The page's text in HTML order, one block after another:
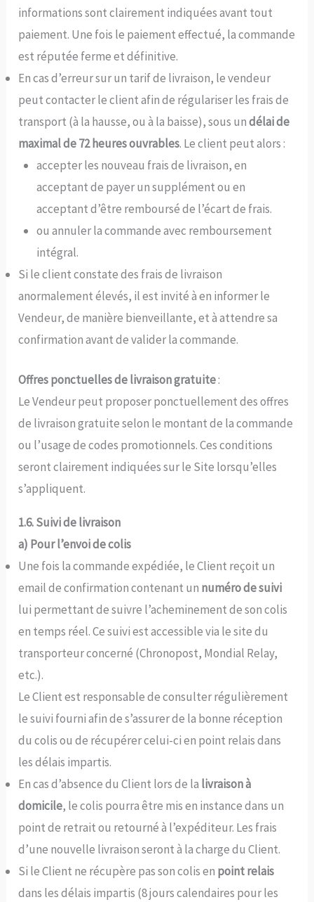
informations sont clairement indiquées avant tout
paiement. Une fois le paiement effectué, la commande
est réputée ferme et définitive.
En cas d’erreur sur un tarif de livraison, le vendeur
peut contacter le client afin de régulariser les frais de
transport (à la hausse, ou à la baisse), sous undélai de
maximal de 72 heures ouvrables. Le client peut alors :
accepter les nouveau frais de livraison, en
acceptant de payer un supplément ou en
acceptant d’être remboursé de l’écart de frais.
ou annuler la commande avec remboursement
intégral.
Si le client constate des frais de livraison
anormalement élevés, il est invité à en informer le
Vendeur, de manière bienveillante, et à attendre sa
confirmation avant de valider la commande.
Offres ponctuelles de livraison gratuite:
Le Vendeur peut proposer ponctuellement des offres
de livraison gratuite selon le montant de la commande
ou l’usage de codes promotionnels. Ces conditions
seront clairement indiquées sur le Site lorsqu’elles
s’appliquent.
1.6. Suivi de livraison
a) Pour l’envoi de colis
Une fois la commande expédiée, le Client reçoit un
email de confirmation contenant un numéro de suivi
lui permettant de suivre l’acheminement de son colis
en temps réel. Ce suivi est accessible via le site du
transporteur concerné (Chronopost, Mondial Relay,
etc.).
Le Client est responsable de consulter régulièrement
le suivi fourni afin de s’assurer de la bonne réception
du colis ou de récupérer celui-ci en point relais dans
les délais impartis.
En cas d’absence du Client lors de la livraison à
domicile, le colis pourra être mis en instance dans un
point de retrait ou retourné à l’expéditeur. Les frais
d’une nouvelle livraison seront à la charge du Client.
Si le Client ne récupère pas son colis en point relais
dans les délais impartis (8 jours calendaires pour les